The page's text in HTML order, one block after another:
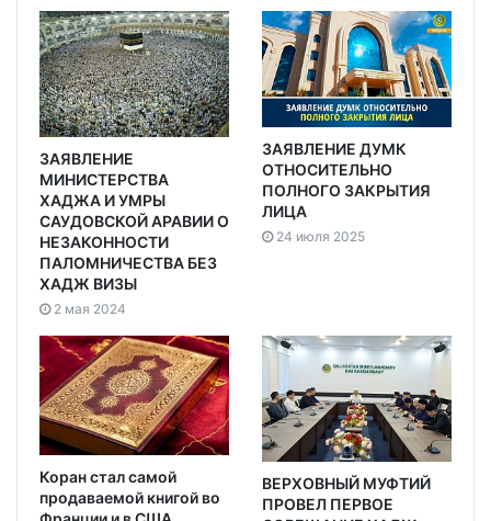
ЗАЯВЛЕНИЕ
МИНИСТЕРСТВА
ХАДЖА И УМРЫ
САУДОВСКОЙ АРАВИИ О
НЕЗАКОННОСТИ
ПАЛОМНИЧЕСТВА БЕЗ
ХАДЖ ВИЗЫ
2 мая 2024
ЗАЯВЛЕНИЕ ДУМК
ОТНОСИТЕЛЬНО
ПОЛНОГО ЗАКРЫТИЯ
ЛИЦА
24 июля 2025
Коран стал самой
продаваемой книгой во
ВЕРХОВНЫЙ МУФТИЙ
ПРОВЕЛ ПЕРВОЕ